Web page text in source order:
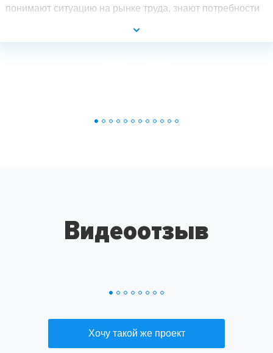
понимают ситуацию на рынке труда, знают потребности
Видеоотзыв
Хочу такой же проект